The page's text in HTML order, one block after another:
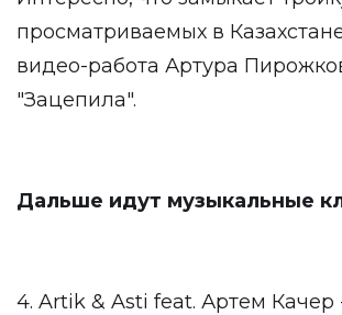
просматриваемых в
видео-работа Артура
"Зацепила".
Дальше идут музыкальные
4. Artik & Asti feat. Артем Качер